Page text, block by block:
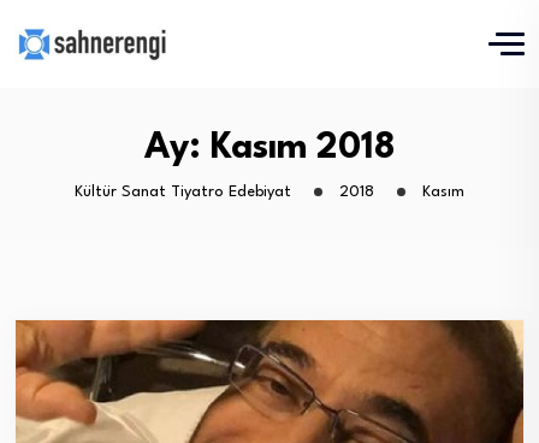
Ay: Kasım 2018
Kültür Sanat Tiyatro Edebiyat 2018 Kasım